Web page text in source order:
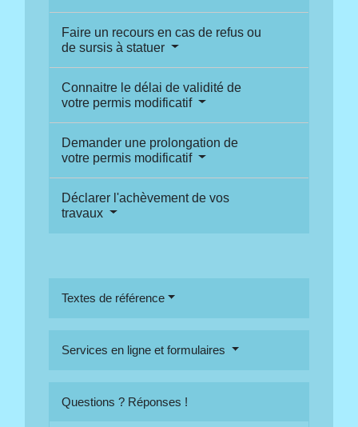
Faire un recours en cas de refus ou
de sursis à statuer
Connaitre le délai de validité de
votre permis modificatif
Demander une prolongation de
votre permis modificatif
Déclarer l'achèvement de vos
travaux
Textes de référence
Services en ligne et formulaires
Questions ? Réponses !